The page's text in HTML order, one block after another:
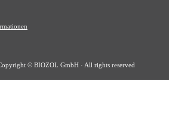
© BIOZOL GmbH · All rights reserved